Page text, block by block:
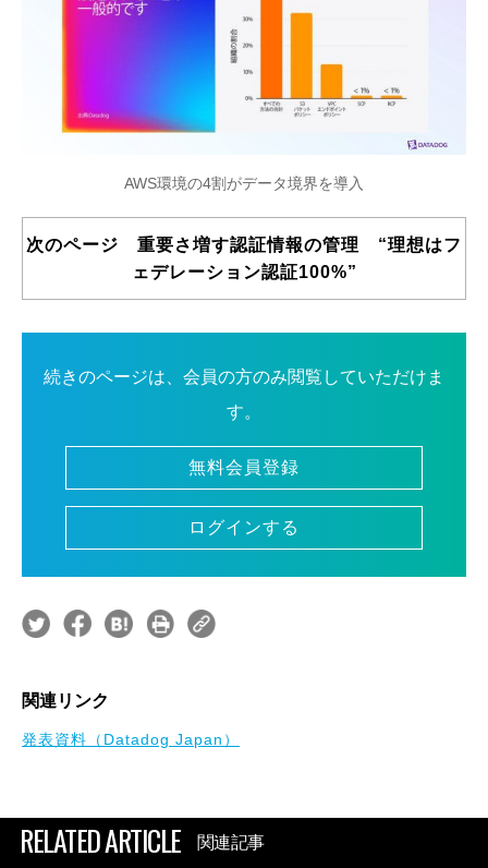
AWS環境の4割がデータ境界を導入
次のページ 重要さ増す認証情報の管理 “理想はフ
ェデレーション認証100%”
続きのページは、会員の方のみ閲覧していただけま
す。
無料会員登録
ログインする
関連リンク
発表資料（Datadog Japan）
RELATED ARTICLE 関連記事